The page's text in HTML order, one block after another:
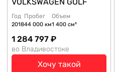
Год
2018
Пробег
44 000 км
Объем
1 400 см³
1 284 797 ₽
во Владивостоке
Хочу такой